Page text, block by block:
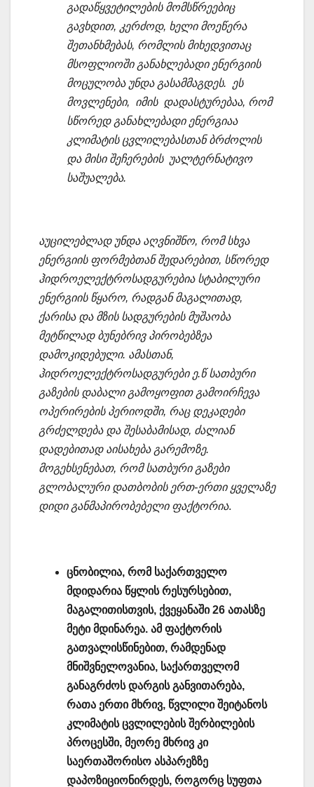
გადაწყვეტილების მომსწრეებიც
გავხდით, კერძოდ, ხელი მოეწერა
შეთანხმებას, რომლის მიხედვითაც
მსოფლიოში განახლებადი ენერგიის
მოცულობა უნდა გასამმაგდეს. ეს
მოვლენები, იმის დადასტურებაა, რომ
სწორედ განახლებადი ენერგიაა
კლიმატის ცვლილებასთან ბრძოლის
და მისი შეჩერების უალტერნატივო
საშუალება.
აუცილებლად უნდა აღვნიშნო, რომ სხვა
ენერგიის ფორმებთან შედარებით, სწორედ
ჰიდროელექტროსადგურებია სტაბილური
ენერგიის წყარო, რადგან მაგალითად,
ქარისა და მზის სადგურების მუშაობა
მეტწილად ბუნებრივ პირობებზეა
დამოკიდებული. ამასთან,
ჰიდროელექტროსადგურები ე.წ სათბური
გაზების დაბალი გამოყოფით გამოირჩევა
ოპერირების პერიოდში, რაც დეკადები
გრძელდება და შესაბამისად, ძალიან
დადებითად აისახება გარემოზე.
მოგეხსენებათ, რომ სათბური გაზები
გლობალური დათბობის ერთ-ერთი ყველაზე
დიდი განმაპირობებელი ფაქტორია.
ცნობილია, რომ საქართველო
მდიდარია წყლის რესურსებით,
მაგალითისთვის, ქვეყანაში 26 ათასზე
მეტი მდინარეა. ამ ფაქტორის
გათვალისწინებით, რამდენად
მნიშვნელოვანია, საქართველომ
განაგრძოს დარგის განვითარება,
რათა ერთი მხრივ, წვლილი შეიტანოს
კლიმატის ცვლილების შერბილების
პროცესში, მეორე მხრივ კი
საერთაშორისო ასპარეზზე
დაპოზიციონირდეს, როგორც სუფთა